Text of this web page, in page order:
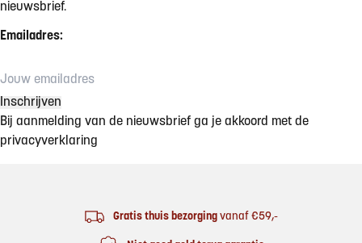
nieuwsbrief.
Emailadres:
Bij aanmelding van de nieuwsbrief ga je akkoord met de
privacyverklaring
Gratis thuis bezorgingvanaf €59,-